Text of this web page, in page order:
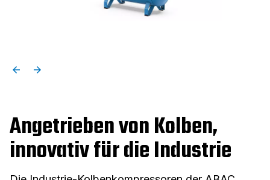
Angetrieben von Kolben,
innovativ für die Industrie